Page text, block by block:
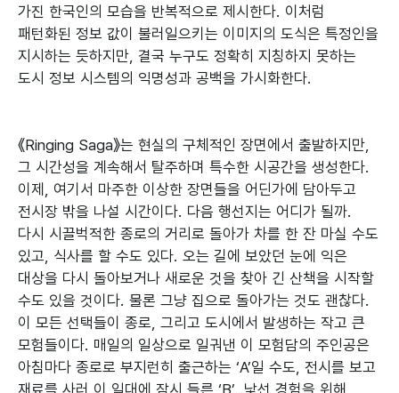
가진 한국인의 모습을 반복적으로 제시한다. 이처럼
패턴화된 정보 값이 불러일으키는 이미지의 도식은 특정인을
지시하는 듯하지만, 결국 누구도 정확히 지칭하지 못하는
도시 정보 시스템의 익명성과 공백을 가시화한다.
《Ringing Saga》는 현실의 구체적인 장면에서 출발하지만,
그 시간성을 계속해서 탈주하며 특수한 시공간을 생성한다.
이제, 여기서 마주한 이상한 장면들을 어딘가에 담아두고
전시장 밖을 나설 시간이다. 다음 행선지는 어디가 될까.
다시 시끌벅적한 종로의 거리로 돌아가 차를 한 잔 마실 수도
있고, 식사를 할 수도 있다. 오는 길에 보았던 눈에 익은
대상을 다시 돌아보거나 새로운 것을 찾아 긴 산책을 시작할
수도 있을 것이다. 물론 그냥 집으로 돌아가는 것도 괜찮다.
이 모든 선택들이 종로, 그리고 도시에서 발생하는 작고 큰
모험들이다. 매일의 일상으로 일궈낸 이 모험담의 주인공은
아침마다 종로로 부지런히 출근하는 ‘A’일 수도, 전시를 보고